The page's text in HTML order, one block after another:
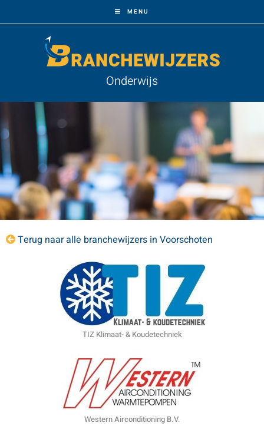
MENU
Onderwijs
Terug naar alle branchewijzers in Voorschoten
TIZ Klimaat- & Koudetechniek
Western Airconditioning B.V.